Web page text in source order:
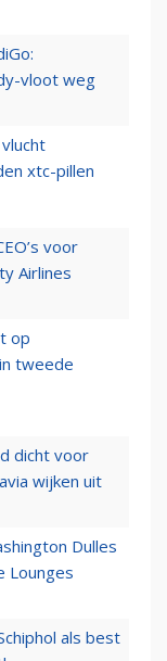
vloot weg
xtc-pillen
voor
Airlines
op
tweede
dicht voor
wijken uit
Dulles
Lounges
als best